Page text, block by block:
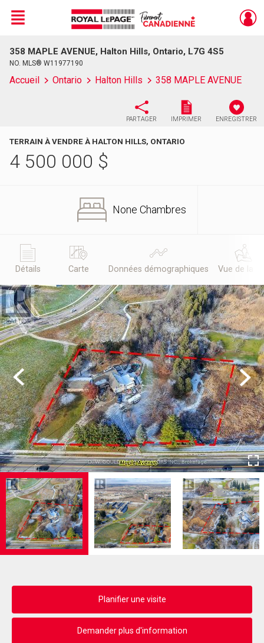
Live
En Direct
Menu
358 MAPLE AVENUE, Halton Hills, Ontario, L7G 4S5
NO. MLS® W11977190
Accueil Ontario Halton Hills 358 MAPLE AVENUE
PARTAGER IMPRIMER ENREGISTRER
TERRAIN À VENDRE À HALTON HILLS, ONTARIO
4 500 000 $
None Chambres
Détails Carte Données démographiques Vue de la
Previous Next
Planifier une visite
Demander plus d'information